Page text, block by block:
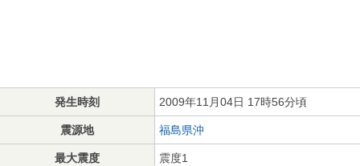
発生時刻 2009年11月04日 17時56分頃
震源地 福島県沖
最大震度 震度1